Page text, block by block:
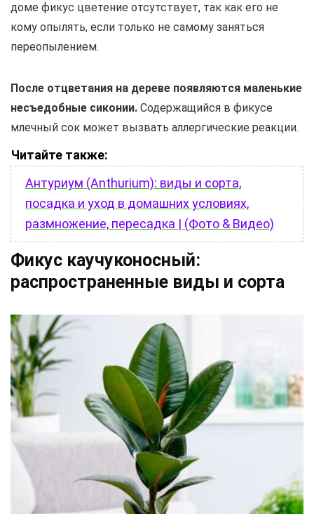
доме фикус цветение отсутствует, так как его не
кому опылять, если только не самому заняться
переопылением.
После отцветания на дереве появляются маленькие
несъедобные сиконии. Содержащийся в фикусе
млечный сок может вызвать аллергические реакции.
Читайте также:
Антуриум (Anthurium): виды и сорта,
посадка и уход в домашних условиях,
размножение, пересадка | (Фото & Видео)
Фикус каучуконосный:
распространенные виды и сорта